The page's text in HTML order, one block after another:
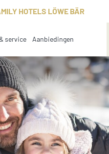
HOTELS LÖWE BÄR
service Aanbiedingen
current